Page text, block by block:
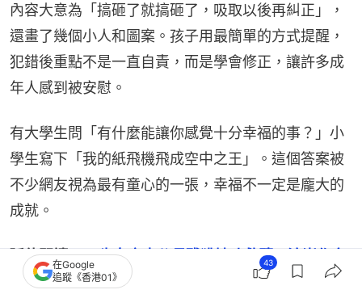
內容大意為「搞砸了就搞砸了，吸取以後再糾正」，
還畫了幾個小人和圖案。孩子用最簡單的方式提醒，
犯錯後重點不是一直自責，而是學會修正，讓許多成
年人感到被安慰。
有大學生問「有什麼能讓你感覺十分幸福的事？」小
學生寫下「我的紙飛機飛成空中之王」。這個答案被
不少網友視為最有童心的一張，幸福不一定是龐大的
成就。
延伸閱讀：12歲女童喪父母殘獲姨丈救贖　淚崩作文
瘋傳：你是我的第二個爸爸
在Google
追蹤《香港01》
43